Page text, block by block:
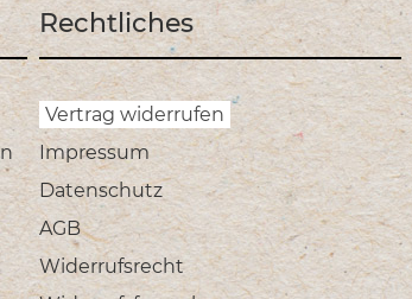
Rechtliches
Vertrag widerrufen
Impressum
Datenschutz
AGB
Widerrufsrecht